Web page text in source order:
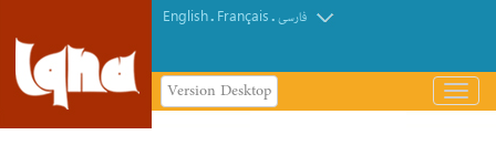
English. Français.فارسی
Version Desktop
باز
و